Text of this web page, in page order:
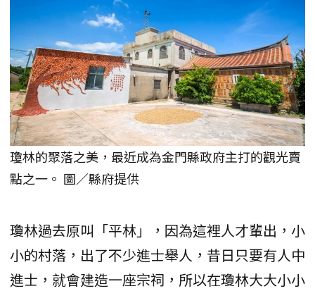
瓊林的聚落之美，最近成為金門縣政府主打的觀光賣
點之一。 圖／縣府提供
瓊林過去原叫「平林」，因為這裡人才輩出，小
小的村落，出了不少進士舉人，昔日只要有人中
進士，就會建造一座宗祠，所以在瓊林大大小小